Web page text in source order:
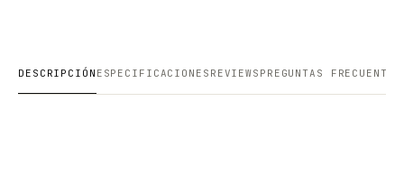
DESCRIPCIÓN ESPECIFICACIONES REVIEWS PREGUNTAS FRECUENTES